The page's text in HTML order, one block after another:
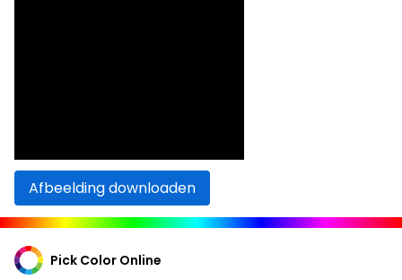
Afbeelding downloaden
Pick Color Online